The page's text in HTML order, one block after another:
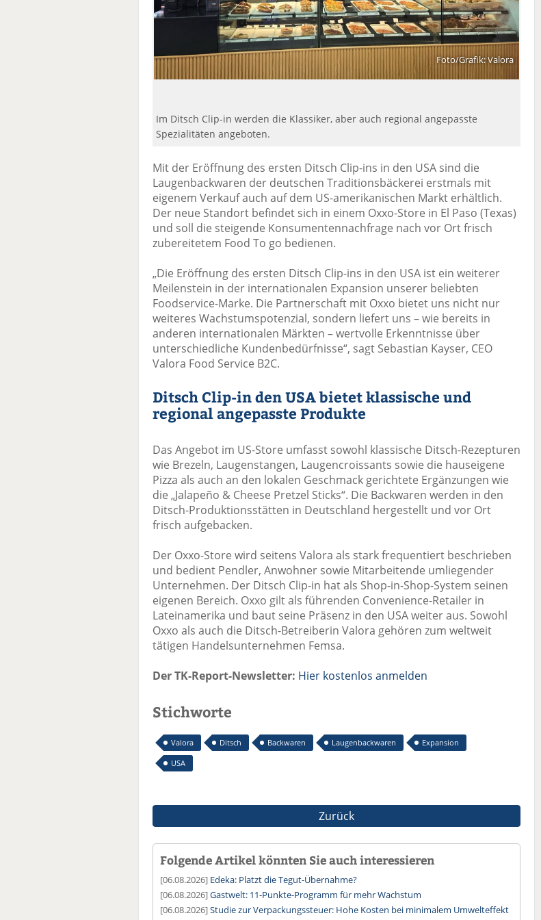
Foto/Grafik: Valora
Im Ditsch Clip-in werden die Klassiker, aber auch regional angepasste
Spezialitäten angeboten.
Mit der Eröffnung des ersten Ditsch Clip-ins in den USA sind die
Laugenbackwaren der deutschen Traditionsbäckerei erstmals mit
eigenem Verkauf auch auf dem US-amerikanischen Markt erhältlich.
Der neue Standort befindet sich in einem Oxxo-Store in El Paso (Texas)
und soll die steigende Konsumentennachfrage nach vor Ort frisch
zubereitetem Food To go bedienen.
„Die Eröffnung des ersten Ditsch Clip-ins in den USA ist ein weiterer
Meilenstein in der internationalen Expansion unserer beliebten
Foodservice-Marke. Die Partnerschaft mit Oxxo bietet uns nicht nur
weiteres Wachstumspotenzial, sondern liefert uns – wie bereits in
anderen internationalen Märkten – wertvolle Erkenntnisse über
unterschiedliche Kundenbedürfnisse“, sagt Sebastian Kayser, CEO
Valora Food Service B2C.
Ditsch Clip-in den USA bietet klassische und
regional angepasste Produkte
Das Angebot im US-Store umfasst sowohl klassische Ditsch-Rezepturen
wie Brezeln, Laugenstangen, Laugencroissants sowie die hauseigene
Pizza als auch an den lokalen Geschmack gerichtete Ergänzungen wie
die „Jalapeño & Cheese Pretzel Sticks“. Die Backwaren werden in den
Ditsch-Produktionsstätten in Deutschland hergestellt und vor Ort
frisch aufgebacken.
Der Oxxo-Store wird seitens Valora als stark frequentiert beschrieben
und bedient Pendler, Anwohner sowie Mitarbeitende umliegender
Unternehmen. Der Ditsch Clip-in hat als Shop-in-Shop-System seinen
eigenen Bereich. Oxxo gilt als führenden Convenience-Retailer in
Lateinamerika und baut seine Präsenz in den USA weiter aus. Sowohl
Oxxo als auch die Ditsch-Betreiberin Valora gehören zum weltweit
tätigen Handelsunternehmen Femsa.
Der TK-Report-Newsletter: Hier kostenlos anmelden
Stichworte
Valora Ditsch Backwaren Laugenbackwaren
Expansion
USA
Zurück
Folgende Artikel könnten Sie auch interessieren
[06.08.2026] Edeka: Platzt die Tegut-Übernahme?
[06.08.2026]Gastwelt: 11-Punkte-Programm für mehr Wachstum
[06.08.2026]Studie zur Verpackungssteuer: Hohe Kosten bei minimalem Umwelteffekt